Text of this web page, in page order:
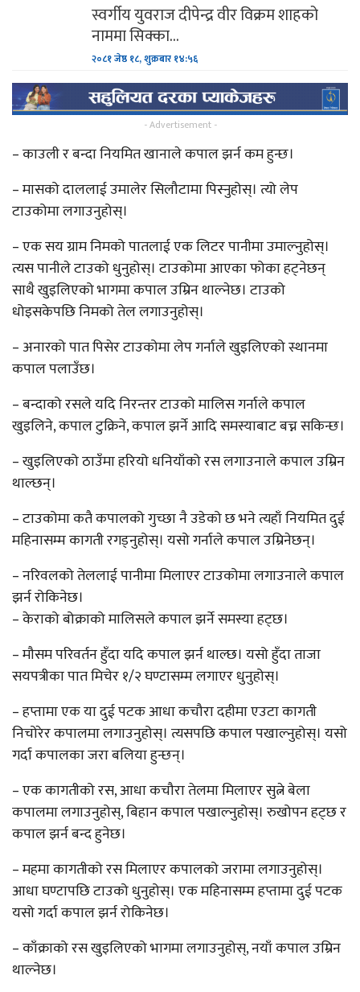
स्वर्गीय युवराज दीपेन्द्र वीर विक्रम शाहको
नाममा सिक्का…
२०८१ जेष्ठ १८, शुक्रबार १४:५६
- Advertisement -
– काउली र बन्दा नियमित खानाले कपाल झर्न कम हुन्छ।
– मासको दाललाई उमालेर सिलौटामा पिस्नुहोस्। त्यो लेप
टाउकोमा लगाउनुहोस्।
– एक सय ग्राम निमको पातलाई एक लिटर पानीमा उमाल्नुहोस्।
त्यस पानीले टाउको धुनुहोस्। टाउकोमा आएका फोका हट्नेछन्
साथै खुइलिएको भागमा कपाल उम्रिन थाल्नेछ। टाउको
धोइसकेपछि निमको तेल लगाउनुहोस्।
– अनारको पात पिसेर टाउकोमा लेप गर्नाले खुइलिएको स्थानमा
कपाल पलाउँछ।
– बन्दाको रसले यदि निरन्तर टाउको मालिस गर्नाले कपाल
खुइलिने, कपाल टुक्रिने, कपाल झर्ने आदि समस्याबाट बच्न सकिन्छ।
– खुइलिएको ठाउँमा हरियो धनियाँको रस लगाउनाले कपाल उम्रिन
थाल्छन्।
– टाउकोमा कतै कपालको गुच्छा नै उडेको छ भने त्यहाँ नियमित दुई
महिनासम्म कागती रगड्नुहोस्। यसो गर्नाले कपाल उम्रिनेछन्।
– नरिवलको तेललाई पानीमा मिलाएर टाउकोमा लगाउनाले कपाल
झर्न रोकिनेछ।
– केराको बोक्राको मालिसले कपाल झर्ने समस्या हट्छ।
– मौसम परिवर्तन हुँदा यदि कपाल झर्न थाल्छ। यसो हुँदा ताजा
सयपत्रीका पात मिचेर १/२ घण्टासम्म लगाएर धुनुहोस्।
– हप्तामा एक या दुई पटक आधा कचौरा दहीमा एउटा कागती
निचोरेर कपालमा लगाउनुहोस्। त्यसपछि कपाल पखाल्नुहोस्। यसो
गर्दा कपालका जरा बलिया हुन्छन्।
– एक कागतीको रस, आधा कचौरा तेलमा मिलाएर सुत्ने बेला
कपालमा लगाउनुहोस्, बिहान कपाल पखाल्नुहोस्। रुखोपन हट्छ र
कपाल झर्न बन्द हुनेछ।
– महमा कागतीको रस मिलाएर कपालको जरामा लगाउनुहोस्।
आधा घण्टापछि टाउको धुनुहोस्। एक महिनासम्म हप्तामा दुई पटक
यसो गर्दा कपाल झर्न रोकिनेछ।
– काँक्राको रस खुइलिएको भागमा लगाउनुहोस्, नयाँ कपाल उम्रिन
थाल्नेछ।